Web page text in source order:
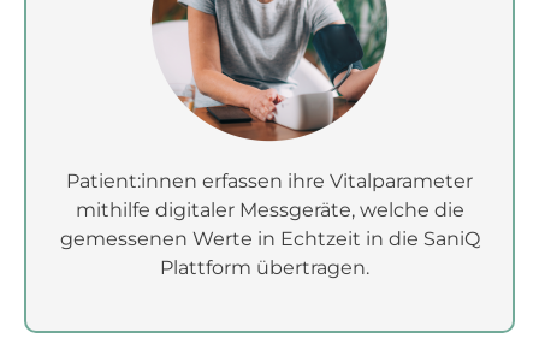
Patient:innen erfassen ihre Vitalparameter
mithilfe digitaler Messgeräte, welche die
gemessenen Werte in Echtzeit in die SaniQ
Plattform übertragen.